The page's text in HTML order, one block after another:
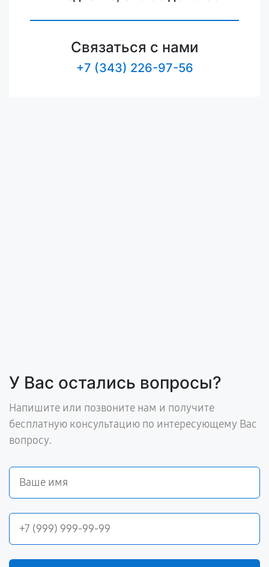
Связаться с нами
+7 (343) 226-97-56
У Вас остались вопросы?
Напишите или позвоните нам и получите
бесплатную консультацию по интересующему Вас
вопросу.